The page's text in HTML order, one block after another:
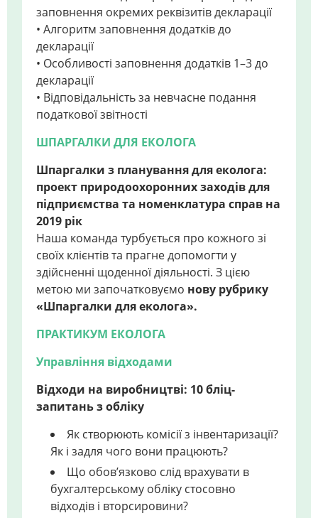
заповнення окремих реквізитів декларації
• Алгоритм заповнення додатків до
декларації
• Особливості заповнення додатків 1–3 до
декларації
• Відповідальність за невчасне подання
податкової звітності
ШПАРГАЛКИ ДЛЯ ЕКОЛОГА
Шпаргалки з планування для еколога:
проект природоохоронних заходів для
підприємства та номенклатура справ на
2019 рік
Наша команда турбується про кожного зі
своїх клієнтів та прагне допомогти у
здійсненні щоденної діяльності. З цією
метою ми започатковуємо нову рубрику
«Шпаргалки для еколога».
ПРАКТИКУМ ЕКОЛОГА
Управління відходами
Відходи на виробництві: 10 бліц-
запитань з обліку
Як створюють комісії з інвентаризації?
Як і задля чого вони працюють?
Що обов’язково слід врахувати в
бухгалтерському обліку стосовно
відходів і вторсировини?